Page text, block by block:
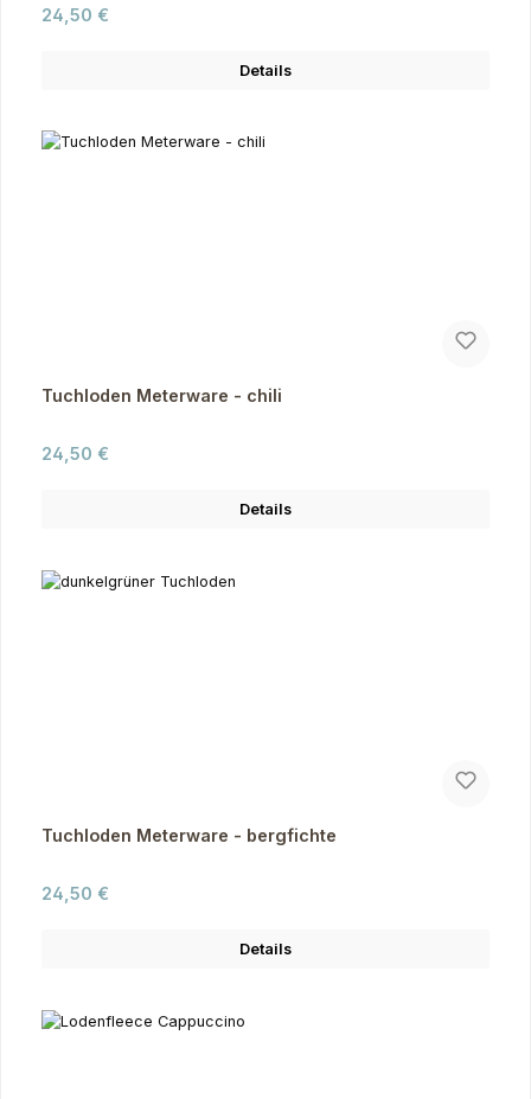
Regulärer Preis:
24,50 €
Details
Tuchloden Meterware - chili
Regulärer Preis:
24,50 €
Details
Tuchloden Meterware - bergfichte
Regulärer Preis:
24,50 €
Details